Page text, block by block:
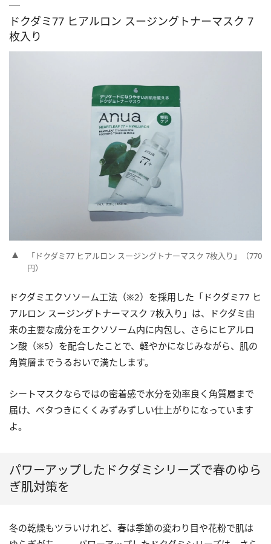
ドクダミ77 ヒアルロン スージングトナーマスク 7
枚入り
「ドクダミ77 ヒアルロン スージングトナーマスク 7枚入り」（770
円）
ドクダミエクソソーム工法（※2）を採用した「ドクダミ77 ヒ
アルロン スージングトナーマスク 7枚入り」は、ドクダミ由
来の主要な成分をエクソソーム内に内包し、さらにヒアルロ
ン酸（※5）を配合したことで、軽やかになじみながら、肌の
角質層までうるおいで満たします。
シートマスクならではの密着感で水分を効率良く角質層まで
届け、ベタつきにくくみずみずしい仕上がりになっています
よ。
パワーアップしたドクダミシリーズで春のゆら
ぎ肌対策を
冬の乾燥もツラいけれど、春は季節の変わり目や花粉で肌は